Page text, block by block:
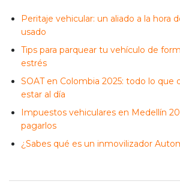
Peritaje vehicular: un aliado a la hora
usado
Tips para parquear tu vehículo de
estrés
SOAT en Colombia 2025: todo lo que
estar al día
Impuestos vehiculares en Medellín
pagarlos
¿Sabes qué es un inmovilizador